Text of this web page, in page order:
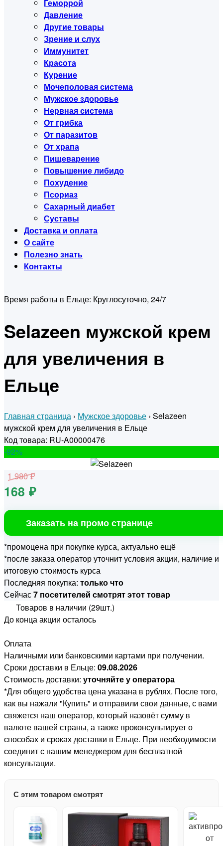
Геморрой
Давление
Другие товары
Зрение и слух
Иммунитет
Красота
Курение
Мочеполовая система
Мужское здоровье
Нервная система
От грибка
От паразитов
От храпа
Пищеварение
Повышение либидо
Похудение
Псориаз
Сахарный диабет
Суставы
Доставка и оплата
О сайте
Полезно знать
Контакты
Время работы в Ельце: Круглосуточно, 24/7
Selazeen мужской крем
для увеличения в
Ельце
Главная страница › Мужское здоровье › Selazeen
мужской крем для увеличения в Ельце
Код товара: RU-A00000476
-92%
1 980 ₽
168 ₽
Заказать на промо странице
*промоцена при покупке курса, актуально ещё
*после заказа оператор уточнит условия акции, наличие и
итоговую стоимость курса
Последняя покупка: только что
Сейчас7 посетителей смотрят этот товар
Товаров в наличии (29шт.)
До конца акции осталось
Оплата
Наличными или банковскими картами при получении.
Сроки доставки в Ельце: 09.08.2026
Стоимость доставки: уточняйте у оператора
*Для общего удобства цена указана в рублях. После того,
как вы нажали "Купить" и отправили свои данные, с вами
свяжется наш оператор, который назовёт сумму в
валюте вашей страны, а также проконсультирует о
способах и сроках доставки в Ельце. При необходимости
соединит с нашим менеджером для бесплатной
консультации.
С этим товаром смотрят